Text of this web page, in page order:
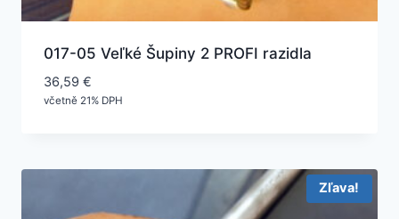
017-05 Veľké Šupiny 2 PROFI razidla
36,59 €
včetně 21% DPH
Zľava!